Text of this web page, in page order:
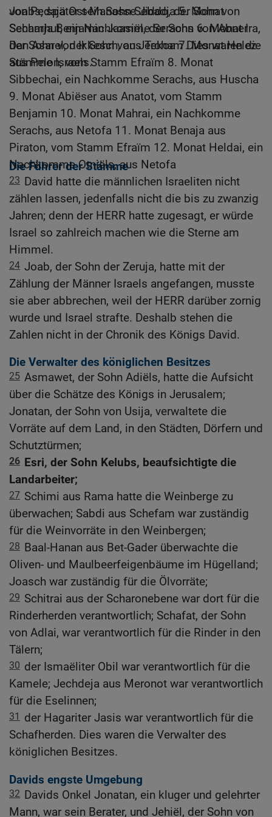
Joabs; später sein Sohn Sebadja 5. Monat
Schamhut, ein Nachkomme Serachs 6. Monat Ira,
der Sohn von Ikkesch, aus Tekoa 7. Monat Helez
aus Pelon, vom Stamm Efraïm 8. Monat
Sibbechai, ein Nachkomme Serachs, aus Huscha
9. Monat Abiëser aus Anatot, vom Stamm
Benjamin 10. Monat Mahrai, ein Nachkomme
Serachs, aus Netofa 11. Monat Benaja aus
Piraton, vom Stamm Efraïm 12. Monat Heldai, ein
Nachkomme Otniëls, aus Netofa
Die Führer der Stämme
von Pedaja Ost-Manasse Jiddo, der Sohn von
Secharja Benjamin Jaasiël, der Sohn von Abner
Dan Asarel, der Sohn von Jeroham Dies waren die
Stämme Israels.
23 David hatte die männlichen Israeliten nicht
zählen lassen, jedenfalls nicht die bis zu zwanzig
Jahren; denn der HERR hatte zugesagt, er würde
Israel so zahlreich machen wie die Sterne am
Himmel.
24 Joab, der Sohn der Zeruja, hatte mit der
Zählung der Männer Israels angefangen, musste
sie aber abbrechen, weil der HERR darüber zornig
wurde und Israel strafte. Deshalb stehen die
Zahlen nicht in der Chronik des Königs David.
Die Verwalter des königlichen Besitzes
25 Asmawet, der Sohn Adiëls, hatte die Aufsicht
über die Schätze des Königs in Jerusalem;
Jonatan, der Sohn von Usija, verwaltete die
Vorräte auf dem Land, in den Städten, Dörfern und
Schutztürmen;
26 Esri, der Sohn Kelubs, beaufsichtigte die
Landarbeiter;
27 Schimi aus Rama hatte die Weinberge zu
überwachen; Sabdi aus Schefam war zuständig
für die Weinvorräte in den Weinbergen;
28 Baal-Hanan aus Bet-Gader überwachte die
Oliven- und Maulbeerfeigenbäume im Hügelland;
Joasch war zuständig für die Ölvorräte;
29 Schitrai aus der Scharonebene war dort für die
Rinderherden verantwortlich; Schafat, der Sohn
von Adlai, war verantwortlich für die Rinder in den
Tälern;
30 der Ismaëliter Obil war verantwortlich für die
Kamele; Jechdeja aus Meronot war verantwortlich
für die Eselinnen;
31
der Hagariter Jasis war verantwortlich für die
Schafherden. Dies waren die Verwalter des
königlichen Besitzes.
Davids engste Umgebung
32 Davids Onkel Jonatan, ein kluger und gelehrter
Mann, war sein Berater, und Jehiël, der Sohn von